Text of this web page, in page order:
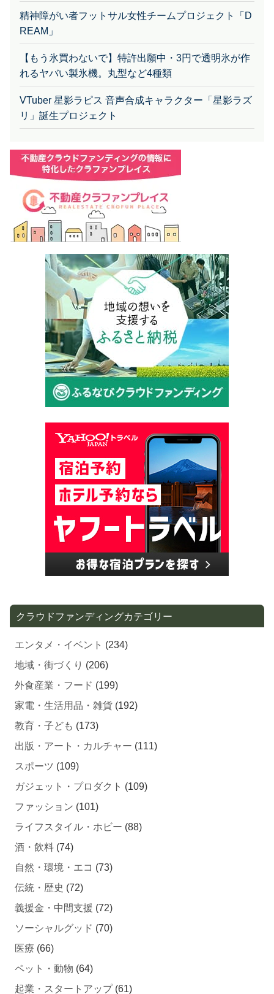
REAM」
【もう氷買わないで】特許出願中・3円で透明氷が作
れるヤバい製氷機。丸型など4種類
VTuber 星影ラピス 音声合成キャラクター「星影ラズ
リ」誕生プロジェクト
エンタメ・イベント(234)
地域・街づくり(206)
外食産業・フード(199)
家電・生活用品・雑貨(192)
教育・子ども(173)
出版・アート・カルチャー
スポーツ (109)
ガジェット・プロダクト
ファッション (101)
ライフスタイル・ホビー
酒・飲料 (74)
自然・環境・エコ
伝統・歴史 (72)
義援金・中間支援
ソーシャルグッド (70)
医療 (66)
ペット・動物
起業・スタートアップ